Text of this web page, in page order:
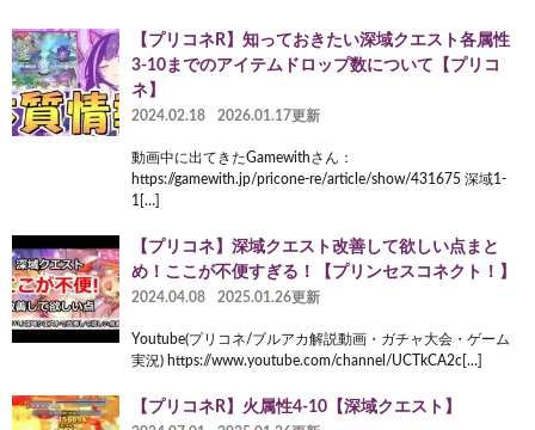
【プリコネR】知っておきたい深域クエスト各属性
3-10までのアイテムドロップ数について【プリコ
ネ】
2024.02.18 2026.01.17更新
動画中に出てきたGamewithさん：
https://gamewith.jp/pricone-re/article/show/431675 深域1-
1[…]
【プリコネ】深域クエスト改善して欲しい点まと
め！ここが不便すぎる！【プリンセスコネクト！】
2024.04.08 2025.01.26更新
Youtube(プリコネ/ブルアカ解説動画・ガチャ大会・ゲーム
実況) https://www.youtube.com/channel/UCTkCA2c[…]
【プリコネR】火属性4-10【深域クエスト】